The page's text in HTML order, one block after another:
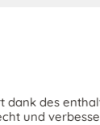
Hautelastizität.